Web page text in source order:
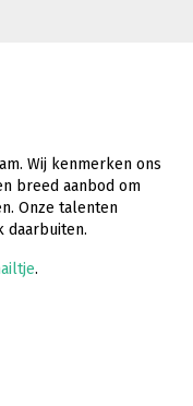
Wij kenmerken ons
breed aanbod om
Onze talenten
daarbuiten.
.